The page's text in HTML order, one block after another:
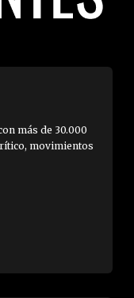
más de 30.000
movimientos